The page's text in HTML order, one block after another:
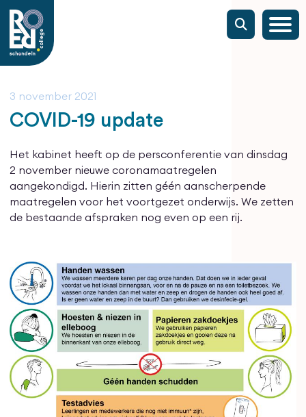
3 november 2021
COVID-19 update
Het kabinet heeft op de persconferentie van dinsdag
2 november nieuwe coronamaatregelen
aangekondigd. Hierin zitten géén aanscherpende
maatregelen voor het voortgezet onderwijs. We zetten
de bestaande afspraken nog even op een rij.